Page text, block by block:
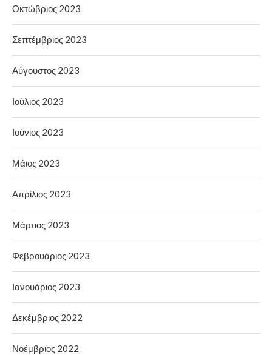
Οκτώβριος 2023
Σεπτέμβριος 2023
Αύγουστος 2023
Ιούλιος 2023
Ιούνιος 2023
Μάιος 2023
Απρίλιος 2023
Μάρτιος 2023
Φεβρουάριος 2023
Ιανουάριος 2023
Δεκέμβριος 2022
Νοέμβριος 2022